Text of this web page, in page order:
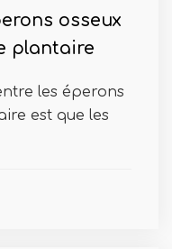
osseux
plantaire
les éperons
est que les